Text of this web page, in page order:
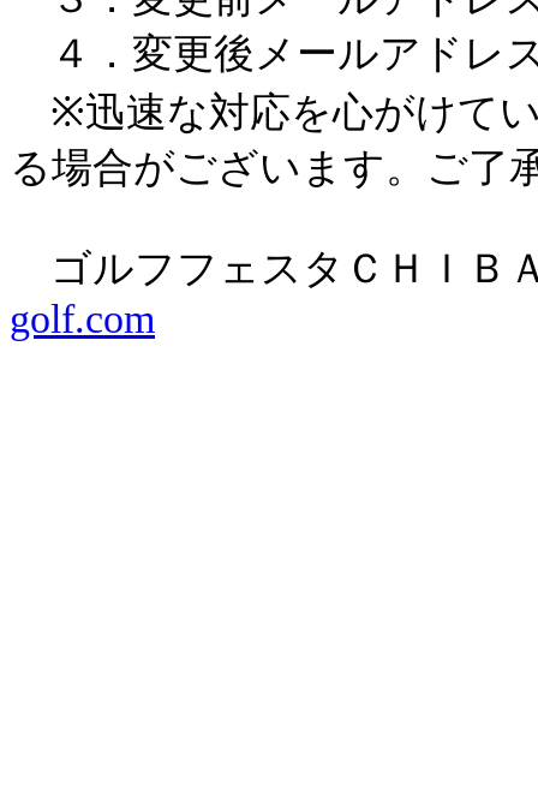
４．変更後メールアドレ
※迅速な対応を心がけて
る場合がございます。ご了
ゴルフフェスタＣＨＩＢ
golf.com